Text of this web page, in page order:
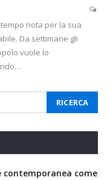
nota per la sua
Da settimane gli
vuole lo
contemporanea come